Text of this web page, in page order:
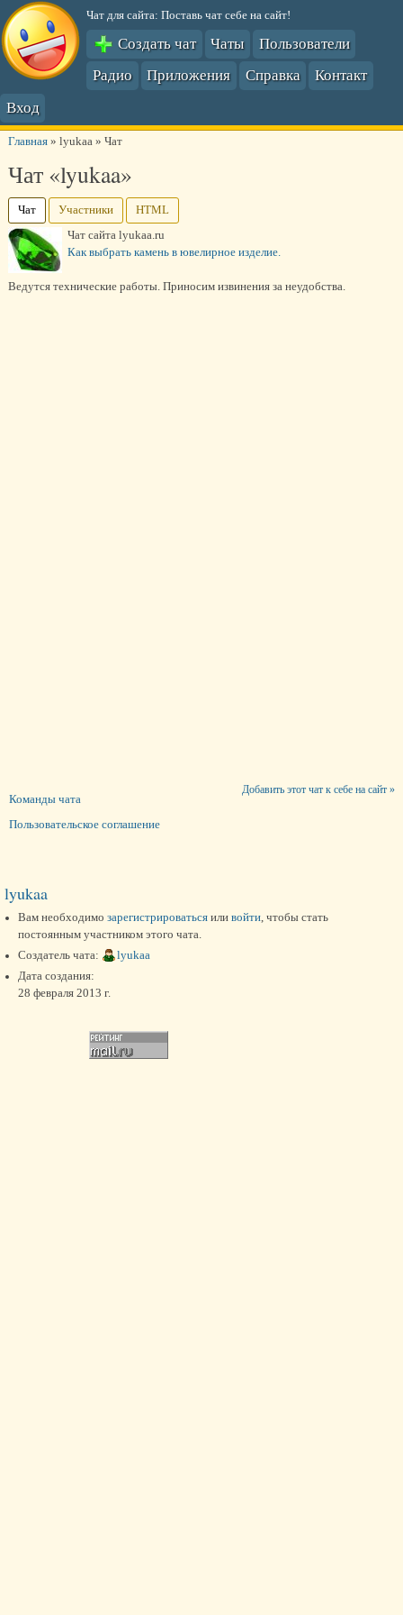
Чат для сайта: Поставь чат себе на сайт!
Создать чат Чаты
Пользователи
Радио
Приложения Справка
Контакт
Вход
Главная» lyukaa» Чат
Чат «lyukaa»
Чат Участники
HTML
Чат сайта lyukaa.ru
Как выбрать камень в ювелирное изделие.
Добавить этот чат к себе на сайт »
Команды чата
Пользовательское соглашение
lyukaa
Вам необходимо зарегистрироваться или войти , чтобы стать
постоянным участником этого чата.
Создатель чата:
lyukaa
Дата создания:
28 февраля 2013 г.